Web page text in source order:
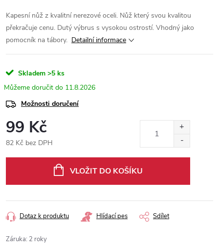
Kapesní nůž z kvalitní nerezové oceli. Nůž který svou kvalitou
překračuje cenu. Dutý výbrus s vysokou ostrostí. Vhodný jako
pomocník na tábory. Detailní informace
Skladem >5 ks
11.8.2026
Možnosti doručení
99 Kč
82 Kč bez DPH
VLOŽIT DO KOŠÍKU
Dotaz k produktu Hlídací pes Sdílet
Záruka: 2 roky